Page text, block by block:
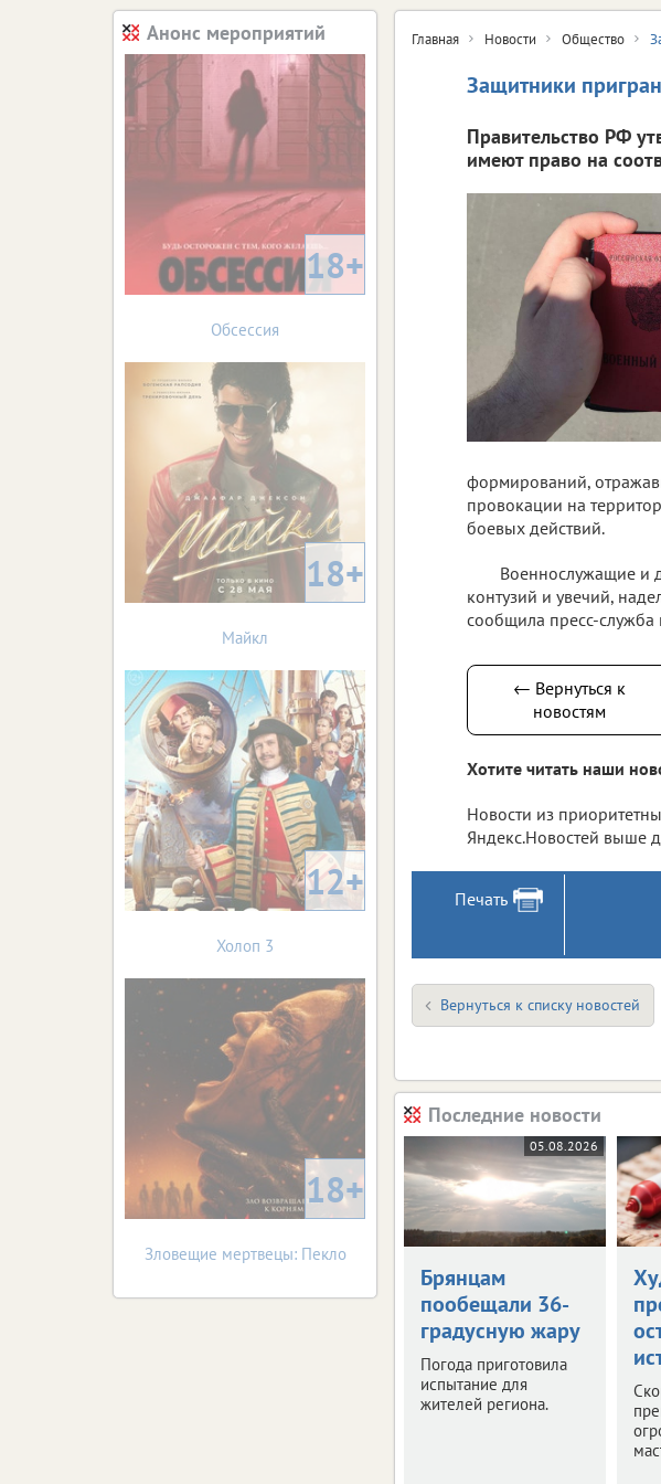
Главная Новости Общество
Защитники
Правительство РФ
имеют право на
формирований,
провокации на
боевых действий.
Военнослужащие и
контузий и увечий,
сообщила пресс-служба
← Вернуться к
новостям
Хотите читать наши
Новости из
Яндекс.Новостей выше
Печать
Вернуться к списку новостей
Последние новости
05.08.2026
Брянцам
пообещали 36-
градусную жару
Погода приготовила
испытание для
жителей региона.
Анонс мероприятий
18+
Обсессия
18+
Майкл
12+
Холоп 3
18+
Зловещие мертвецы: Пекло